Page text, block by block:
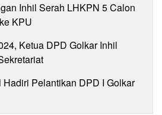
Inhil Serah LHKPN 5 Calon
KPU
Ketua DPD Golkar Inhil
Pelantikan DPD I Golkar